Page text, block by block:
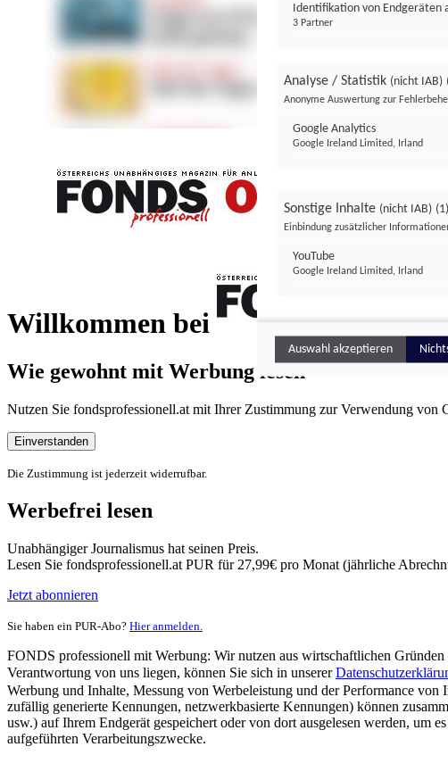
Willkommen bei
FONDS
Wie gewohnt mit Werbung lesen
Nutzen Sie fondsprofessionell.at mit Ihrer Zustimmung zur Verwendung von
Einverstanden
Die Zustimmung ist jederzeit widerrufbar.
Werbefrei lesen
Unabhängiger Journalismus hat seinen Preis.
Lesen Sie fondsprofessionell.at PUR für 27,99€ pro Monat (jährliche
Jetzt abonnieren
Sie haben ein PUR-Abo? Hier anmelden.
FONDS professionell mit Werbung: Wir nutzen aus wirtschaftlichen
Verantwortung von uns liegen, können Sie sich in unserer
Werbung und Inhalte, Messung von Werbeleistung und der Performance
zufällig generierte Kennungen, netzwerkbasierte Kennungen) können
usw.) auf Ihrem Endgerät gespeichert oder von dort ausgelesen werden, um
aufgeführten Verarbeitungszwecke.
Identifikation von
3 Partner
Analyse / Statistik (nicht IAB)
Anonyme Auswertung zur
Google Analytics
Google Ireland Limited, Irland
Sonstige Inhalte (nicht IAB) (1)
Einbindung zusätzlicher
YouTube
Google Ireland Limited, Irland
Auswahl akzeptieren